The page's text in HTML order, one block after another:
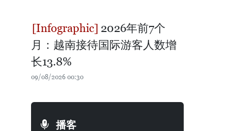
2026年前7个
月：越南接待国际游客人数增
长13.8%
09/08/2026 00:30
播客